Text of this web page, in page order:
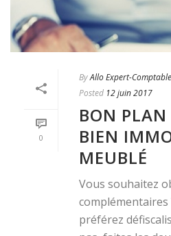
0
ByAllo Expert-Comptable
Posted 12 juin 2017
BON
BIEN
MEUBLÉ
Vous souhaitez
complémentaires
préférez